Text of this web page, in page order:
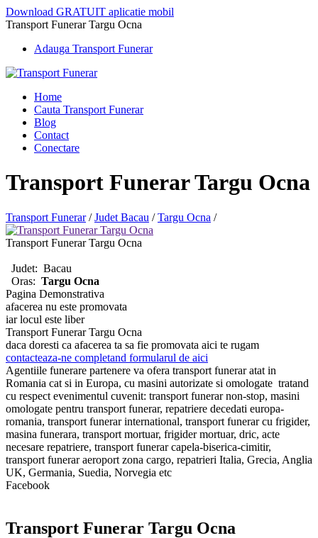
Download GRATUIT aplicatie mobil
Transport Funerar Targu Ocna
Adauga Transport Funerar
Home
Cauta Transport Funerar
Blog
Contact
Conectare
Transport Funerar Targu Ocna
Transport Funerar/Judet Bacau /Targu Ocna /
Transport Funerar Targu Ocna
Judet: Bacau
Oras: Targu Ocna
Pagina Demonstrativa
afacerea nu este promovata
iar locul este liber
Transport Funerar Targu Ocna
daca doresti ca afacerea ta sa fie promovata aici te rugam
contacteaza-ne completand formularul de aici
Agentiile funerare partenere va ofera transport funerar atat in
Romania cat si in Europa, cu masini autorizate si omologate tratand
cu respect evenimentul cuvenit: transport funerar non-stop, masini
omologate pentru transport funerar, repatriere decedati europa-
romania, transport funerar international, transport funerar cu frigider,
masina funerara, transport mortuar, frigider mortuar, dric, acte
necesare repatriere, transport funerar capela-biserica-cimitir,
transport funerar aeroport zona cargo, repatrieri Italia, Grecia, Anglia
UK, Germania, Suedia, Norvegia etc
Facebook
Transport Funerar Targu Ocna